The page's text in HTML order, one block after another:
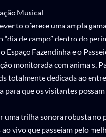
Musical
oferece uma ampla
de campo” dentro do
Fazendinha e o
monitorada com animais.
totalmente dedicada ao
para que os visitantes
uma trilha sonora robusta no
vivo que passeiam pelo